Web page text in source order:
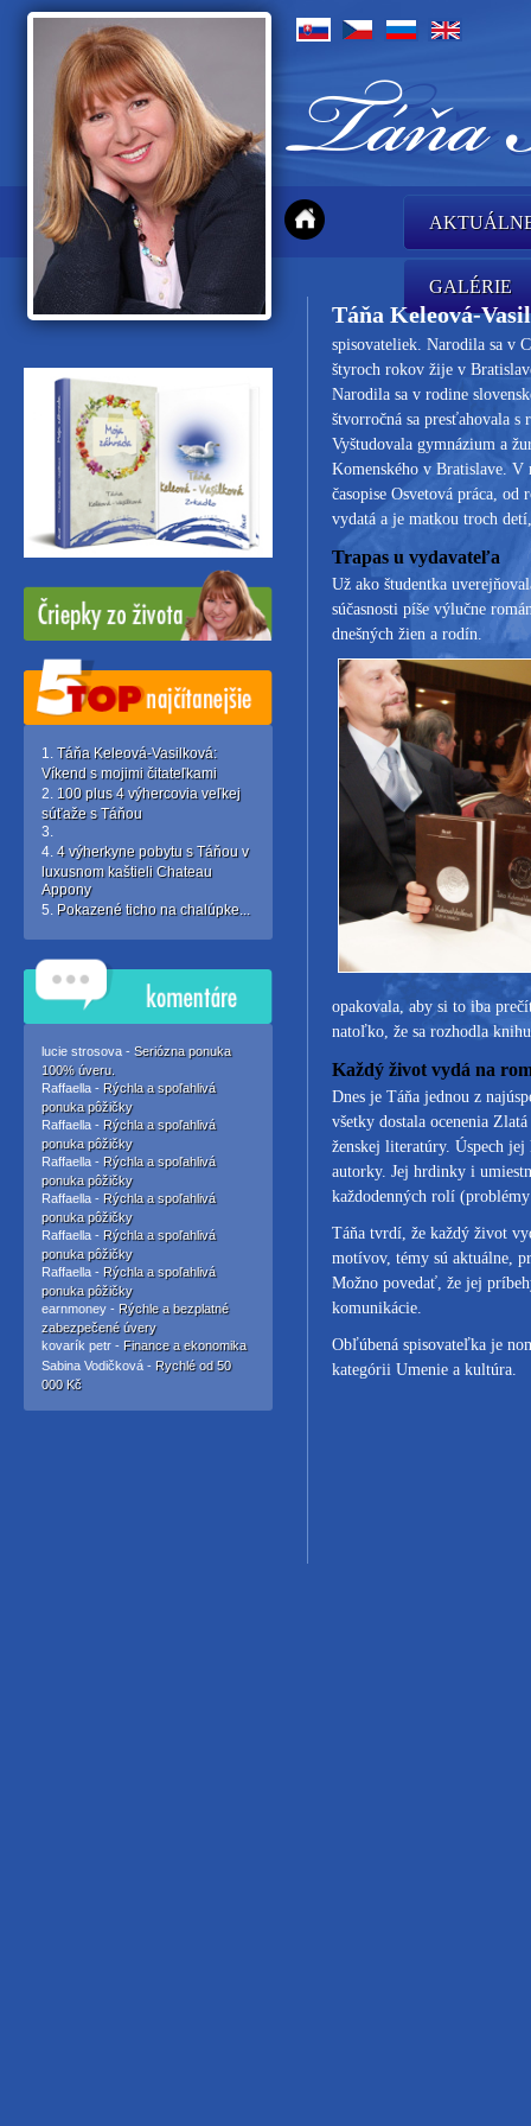
GALÉRIE
Táňa Keleová-Vasilková:
Víkend s mojimi čitateľkami
100 plus 4 výhercovia veľkej
súťaže s Táňou
4 výherkyne pobytu s Táňou v
luxusnom kaštieli Chateau
Appony
Pokazené ticho na chalúpke...
lucie strosova - Seriózna ponuka
100% úveru.
Raffaella - Rýchla a spoľahlivá
ponuka pôžičky
Raffaella - Rýchla a spoľahlivá
ponuka pôžičky
Raffaella - Rýchla a spoľahlivá
ponuka pôžičky
Raffaella - Rýchla a spoľahlivá
ponuka pôžičky
Raffaella - Rýchla a spoľahlivá
ponuka pôžičky
Raffaella - Rýchla a spoľahlivá
ponuka pôžičky
earnmoney - Rýchle a bezplatné
zabezpečené úvery
kovarík petr - Finance a ekonomika
Sabina Vodičková - Rychlé od 50
000 Kč
Táňa Keleová-
spisovateliek. Narodila sa v
štyroch rokov žije v
Narodila sa v rodine
štvorročná sa presťahovala
Vyštudovala gymnázium a
Komenského v Bratislave. V
časopise Osvetová práca,
vydatá a je matkou troch
Trapas u vydavateľa
Už ako študentka
súčasnosti píše výlučne
dnešných žien a rodín.
opakovala, aby si to iba
natoľko, že sa rozhodla
Každý život vydá na
Dnes je Táňa jednou z
všetky dostala ocenenia
ženskej literatúry. Úspech
autorky. Jej hrdinky i
každodenných rolí
Táňa tvrdí, že každý život
motívov, témy sú aktuálne,
Možno povedať, že jej
komunikácie.
Obľúbená spisovateľka je
kategórii Umenie a kultúra.